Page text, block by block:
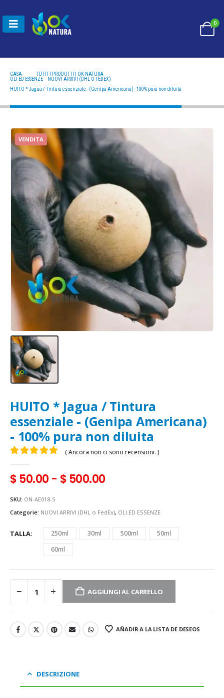
0
CASA
TUTTI I PRODOTTI | OK NATURA
OLI ED ESSENZE
NUOVI ARRIVI (DHL O FEDEX)
HUITO * JAGUA / TINTURA ESSENZIALE - (GENIPA AMERICANA) - 100% PURA NON DILUITA
HUITO * Jagua / Tintura essenziale - (Genipa Americana) - 100% pura non diluita
VENDITA
HUITO * Jagua / Tintura
essenziale - (Genipa Americana)
- 100% pura non diluita
( Ancora non ci sono recensioni. )
$50.00 - $500.00
SKU: ON-AE018-5
Categorie: NUOVI ARRIVI (DHL o FedEx), OLI ED ESSENZE
TALLA 250ml 30ml 500ml
50ml
60ml
AGGIUNGI AL CARRELLO
AÑADIR A LA LISTA DE DESEOS
DESCRIZIONE